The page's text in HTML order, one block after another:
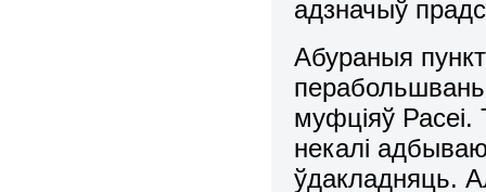
адзначыў
Абураныя
муфціяў Расеі.
некалі
ўдакладняць.